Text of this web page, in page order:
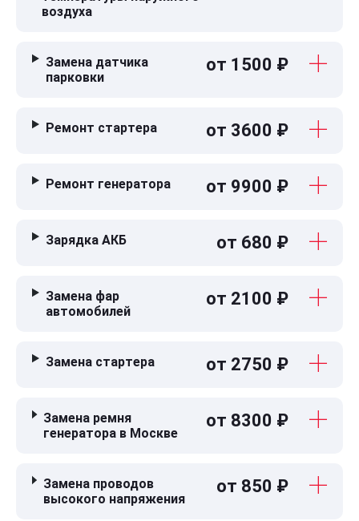
воздуха
Замена датчика
парковки
от 1500 ₽
Ремонт стартера от 3600 ₽
Ремонт генератора от 9900 ₽
Зарядка АКБ от 680 ₽
Замена фар
автомобилей
от 2100 ₽
Замена стартера от 2750 ₽
Замена ремня
генератора в Москве
от 8300 ₽
Замена проводов
высокого напряжения
от 850 ₽